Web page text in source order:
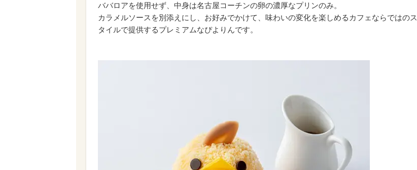
ババロアを使用せず、中身は名古屋コーチンの卵の濃厚なプリンのみ。
カラメルソースを別添えにし、お好みでかけて、味わいの変化を楽しめるカフェならではのス
タイルで提供するプレミアムなぴよりんです。